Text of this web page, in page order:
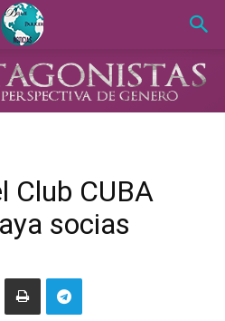
Club CUBA
socias